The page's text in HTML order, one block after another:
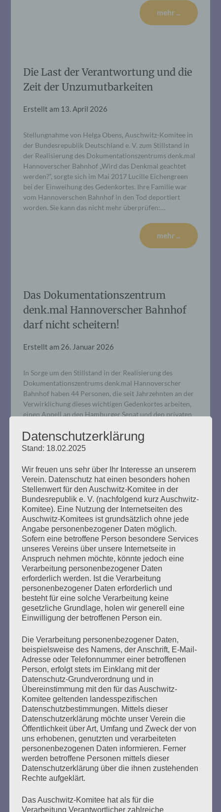
mehr ...
Die Last der Verantwortung und die
Zeit der Unzumutbarkeiten
Erstellt am 13. April 2026
Stellungnahme von Helga Obens, Auschwitz-Komitee in
der Bundesrepublik Deutschland e. V. zum Stillstand in
der Realisierung des Dokumentationszentrums denk.mal
Hannoverscher Bahnhof „Wird das Denkmal geachtet
werden?“, sorgte sich im Mai 2017 Lucille Eichengreen
bei der Einweihung des Gedenkortes. Ihre Familie war
vom Hannoverschen Bahnhof in den Tod deportiert
worden. Sie kann das nicht mehr überprüfen:…
mehr ...
Das Dokumentationszentrum
denk.mal Hannoverscher Bahnhof
darf nicht scheitern!
Erstellt am 26. Januar 2026
In Sorge um den Stillstand in der Realisierung des
Dokumentationszentrums denk.mal Hannoverscher
Bahnhof haben 44 Personen, die seit Jahrzehnten an der
Verwirklichung dieses wichtigen Gedenkortes arbeiten,
einen Appell an den Hamburger Senat und den privaten
GEGEN DAS VERGESSEN: Das
Unbehagen an der
Erinnerungskultur. Die
Ausgegrenzten und die
Unerwünschten.
Erstellt am13. Januar 2026
Seit 39 Jahren lädt das Auschwitz-Komitee im Januar zu
Konzentrations- und Vernichtungslagers Auschwitz zu
erinnern.
Seitennummerierung
der
Beiträge
1 Weiter
Der 8. Mai muss ein Feiertag werden. Arbeiten wir
Datenschutzerklärung
Stand: 18.02.2025
Wir freuen uns sehr über Ihr Interesse an unserem
Verein. Datenschutz hat einen besonders hohen
Stellenwert für den Auschwitz-Komitee in der
Bundesrepublik e. V. (nachfolgend kurz Auschwitz-
Komitee). Eine Nutzung der Internetseiten des
Auschwitz-Komitees ist grundsätzlich ohne jede
Angabe personenbezogener Daten möglich.
Sofern eine betroffene Person besondere Services
unseres Vereins über unsere Internetseite in
Anspruch nehmen möchte, könnte jedoch eine
Verarbeitung personenbezogener Daten
erforderlich werden. Ist die Verarbeitung
personenbezogener Daten erforderlich und
besteht für eine solche Verarbeitung keine
gesetzliche Grundlage, holen wir generell eine
Einwilligung der betroffenen Person ein.
Die Verarbeitung personenbezogener Daten,
beispielsweise des Namens, der Anschrift, E-Mail-
Adresse oder Telefonnummer einer betroffenen
Person, erfolgt stets im Einklang mit der
Datenschutz-Grundverordnung und in
Übereinstimmung mit den für das Auschwitz-
Komitee geltenden landesspezifischen
Datenschutzbestimmungen. Mittels dieser
Datenschutzerklärung möchte unser Verein die
Öffentlichkeit über Art, Umfang und Zweck der von
uns erhobenen, genutzten und verarbeiteten
personenbezogenen Daten informieren. Ferner
werden betroffene Personen mittels dieser
Datenschutzerklärung über die ihnen zustehenden
Rechte aufgeklärt.
Das Auschwitz-Komitee hat als für die
Verarbeitung Verantwortlicher zahlreiche